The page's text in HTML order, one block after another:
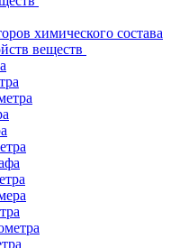
химического состава
веществ